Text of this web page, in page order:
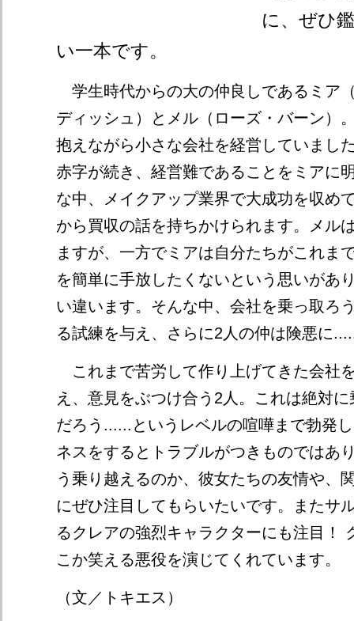
に、ぜひ
い一本です。
学生時代からの大の仲良しであるミア
ディッシュ）とメル（ローズ・バーン）
抱えながら小さな会社を経営していまし
赤字が続き、経営難であることをミアに
な中、メイクアップ業界で大成功を収め
から買収の話を持ちかけられます。メル
ますが、一方でミアは自分たちがこれま
を簡単に手放したくないという思いがあ
い違います。そんな中、会社を乗っ取ろ
る試練を与え、さらに2人の仲は険悪に
これまで苦労して作り上げてきた会社
え、意見をぶつけ合う2人。これは絶対
だろう......というレベルの喧嘩まで勃発
ネスをするとトラブルがつきものではあ
う乗り越えるのか、彼女たちの友情や、
にぜひ注目してもらいたいです。またサ
るクレアの強烈キャラクターにも注目！
こか笑える悪役を演じてくれています。
（文／トキエス）